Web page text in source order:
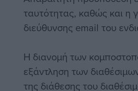
ταυτότητας, καθώς και η
διεύθυνσης email του
Η διανομή των
εξάντληση των
της διάθεσης του